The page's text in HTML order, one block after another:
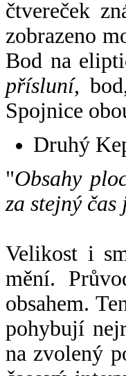
čtvereček
zobrazeno
Bod na
přísluní,
Spojnice
Druhý
"Obsahy
za stejný čas
Velikost i
mění.
obsahem.
pohybují
na zvolený